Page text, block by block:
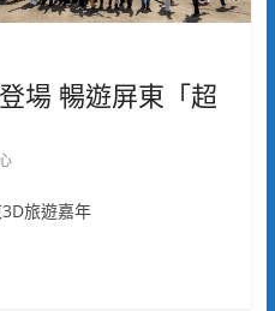
場 暢遊屏東「超
旅遊嘉年